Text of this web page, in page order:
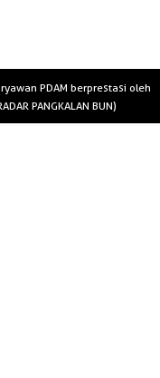
PDAM berprestasi oleh
PANGKALAN BUN)